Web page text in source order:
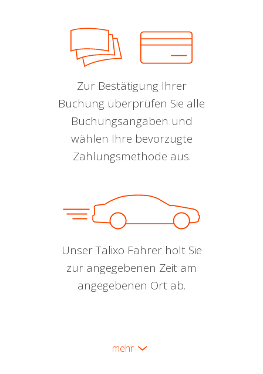
Zur Bestätigung Ihrer
Buchung überprüfen Sie alle
Buchungsangaben und
wählen Ihre bevorzugte
Zahlungsmethode aus.
Unser Talixo Fahrer holt Sie
zur angegebenen Zeit am
angegebenen Ort ab.
mehr